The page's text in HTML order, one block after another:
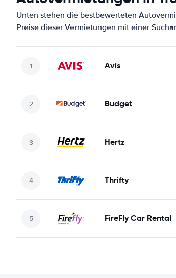
Unten stehen die bestbewerteten
Preise dieser Vermietungen mit einer
Avis
Budget
Hertz
Thrifty
FireFly Car Rental